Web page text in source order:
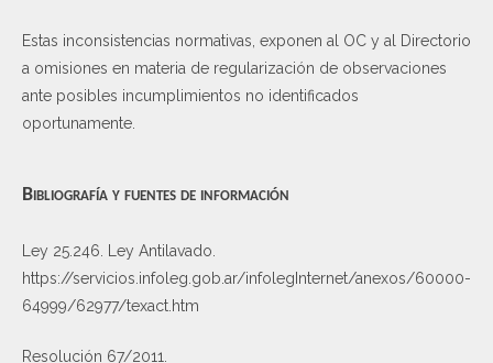
Estas inconsistencias normativas, exponen al OC y al Directorio
a omisiones en materia de regularización de observaciones
ante posibles incumplimientos no identificados
oportunamente.
Bibliografía y fuentes de información
Ley 25.246. Ley Antilavado.
https://servicios.infoleg.gob.ar/infolegInternet/anexos/60000-
64999/62977/texact.htm
Resolución 67/2011.